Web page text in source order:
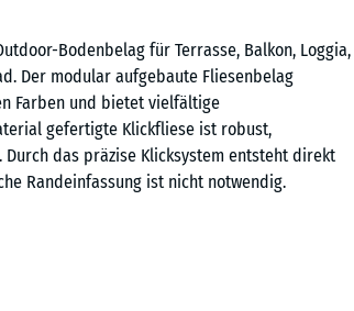
Bodenbelag für Terrasse, Balkon, Loggia,
Der modular aufgebaute Fliesenbelag
Farben und bietet vielfältige
gefertigte Klickfliese ist robust,
das präzise Klicksystem entsteht direkt
Randeinfassung ist nicht notwendig.